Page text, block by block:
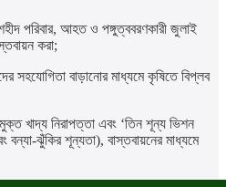
পরিবার, আহত ও পঙ্গুত্ববরণকারী জুলাই
করা;
সহযোগিতা বাড়ানোর মাধ্যমে কৃষিতে বিপ্লব
খাদ্য নিরাপত্তা এবং ‘তিন শূন্য ভিশন
বন্যা-ঝুঁকির শূন্যতা), বাস্তবায়নের মাধ্যমে